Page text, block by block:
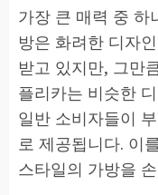
가장 큰 매력 중 하
방은 화려한 디자
받고 있지만, 그만
플리카는 비슷한
일반 소비자들이
로 제공됩니다. 이
스타일의 가방을